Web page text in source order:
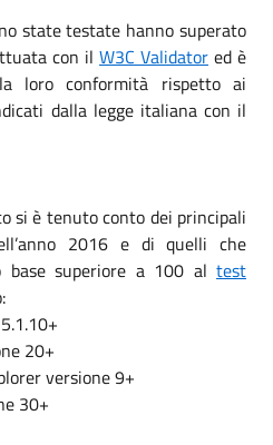
state testate hanno superato
con il W3C Validator ed è
loro conformità rispetto ai
dalla legge italiana con il
si è tenuto conto dei principali
2016 e di quelli che
base superiore a 100 al test
20+
versione 9+
30+